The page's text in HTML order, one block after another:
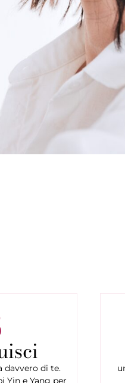
davvero di te.
Yin e Yang per